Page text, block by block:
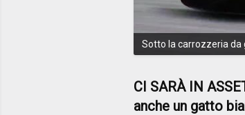
Sotto la carrozzeria da
CI SARÀ IN
anche un gatto